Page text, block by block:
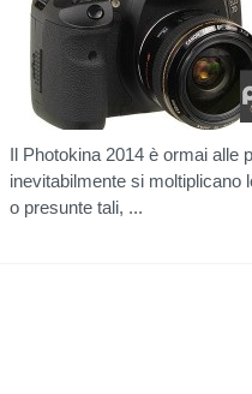
Il Photokina 2014 è ormai alle
inevitabilmente si moltiplicano
o presunte tali, ...